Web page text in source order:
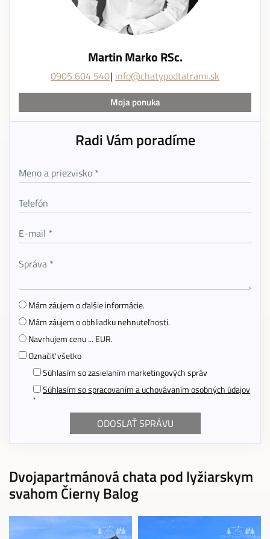
Dvojapartmánová chata pod lyžiarskym
svahom Čierny Balog
Martin Marko RSc.
0905 604 540 info@chatypodtatrami.sk
Moja ponuka
Radi Vám poradíme
Mám záujem o ďalšie informácie.
Mám záujem o obhliadku nehnuteľnosti.
Navrhujem cenu ... EUR.
Označiť všetko
Súhlasím so zasielaním marketingových správ
Súhlasím so spracovaním a uchovávaním osobných údajov
*